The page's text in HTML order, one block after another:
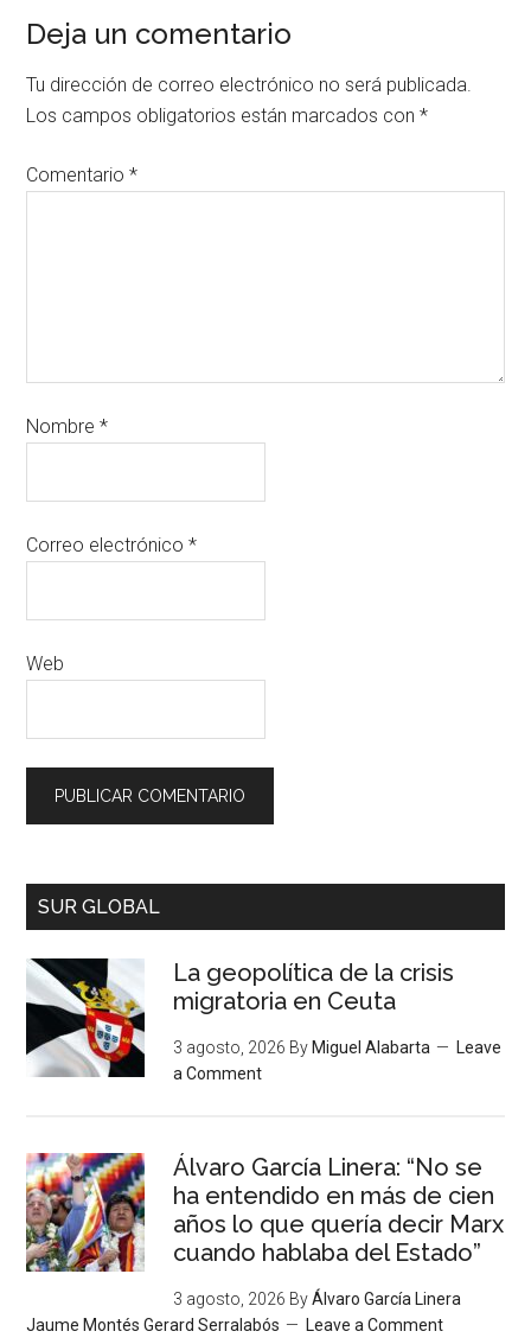
Deja un comentario
Tu dirección de correo electrónico no será publicada.
Los campos obligatorios están marcados con*
Comentario*
Nombre*
Correo electrónico*
Web
SUR GLOBAL
La geopolítica de la crisis
migratoria en Ceuta
3 agosto, 2026 By Miguel Alabarta
Leave
a Comment
Álvaro García Linera: “No se
ha entendido en más de cien
años lo que quería decir Marx
cuando hablaba del Estado”
3 agosto, 2026 ByÁlvaro García Linera
Jaume Montés Gerard Serralabós
Leave a Comment